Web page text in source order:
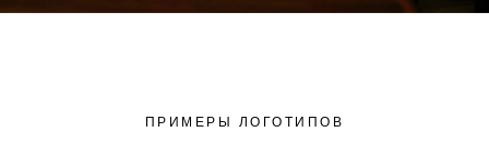
ПРИМЕРЫ ЛОГОТИПОВ